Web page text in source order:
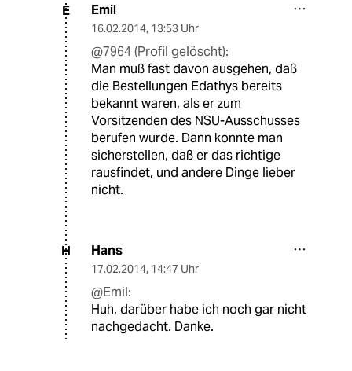
E Emil
16.02.2014, 13:53 Uhr
@7964 (Profil gelöscht):
Man muß fast davon ausgehen, daß
die Bestellungen Edathys bereits
bekannt waren, als er zum
Vorsitzenden des NSU-Ausschusses
berufen wurde. Dann konnte man
sicherstellen, daß er das richtige
rausfindet, und andere Dinge lieber
nicht.
H Hans
17.02.2014, 14:47 Uhr
@Emil:
Huh, darüber habe ich noch gar nicht
nachgedacht. Danke.